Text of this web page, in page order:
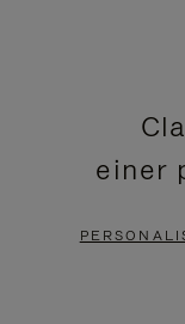
BITTE
SIE
einer